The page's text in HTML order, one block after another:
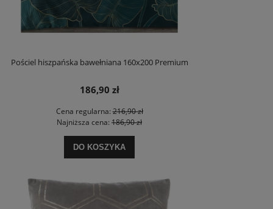
Pościel hiszpańska bawełniana 160x200 Premium
186,90 zł
Cena regularna:216,90 zł
Najniższa cena: 186,90 zł
DO KOSZYKA